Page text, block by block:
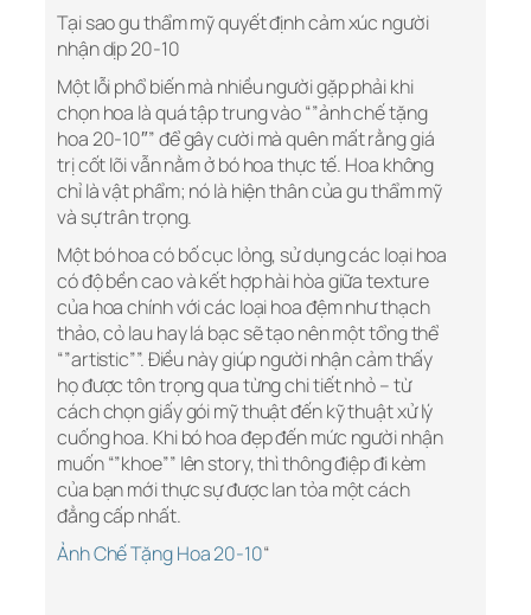
Tại sao gu thẩm mỹ quyết định cảm xúc người
nhận dịp 20-10
Một lỗi phổ biến mà nhiều người gặp phải khi
chọn hoa là quá tập trung vào “”ảnh chế tặng
hoa 20-10″” để gây cười mà quên mất rằng giá
trị cốt lõi vẫn nằm ở bó hoa thực tế. Hoa không
chỉ là vật phẩm; nó là hiện thân của gu thẩm mỹ
và sự trân trọng.
Một bó hoa có bố cục lỏng, sử dụng các loại hoa
có độ bền cao và kết hợp hài hòa giữa texture
của hoa chính với các loại hoa đệm như thạch
thảo, cỏ lau hay lá bạc sẽ tạo nên một tổng thể
“”artistic””. Điều này giúp người nhận cảm thấy
họ được tôn trọng qua từng chi tiết nhỏ – từ
cách chọn giấy gói mỹ thuật đến kỹ thuật xử lý
cuống hoa. Khi bó hoa đẹp đến mức người nhận
muốn “”khoe”” lên story, thì thông điệp đi kèm
của bạn mới thực sự được lan tỏa một cách
đẳng cấp nhất.
Ảnh Chế Tặng Hoa 20-10“